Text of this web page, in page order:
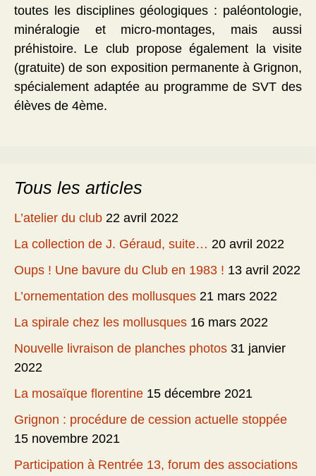
toutes les disciplines géologiques : paléontologie,
minéralogie et micro-montages, mais aussi
préhistoire. Le club propose également la visite
(gratuite) de son exposition permanente à Grignon,
spécialement adaptée au programme de SVT des
élèves de 4ème.
Tous les articles
L’atelier du club 22 avril 2022
La collection de J. Géraud, suite… 20 avril 2022
Oups ! Une bavure du Club en 1983 ! 13 avril 2022
L’ornementation des mollusques 21 mars 2022
La spirale chez les mollusques 16 mars 2022
Nouvelle livraison de planches photos 31 janvier
2022
La mosaïque florentine 15 décembre 2021
Grignon : procédure de cession actuelle stoppée
15 novembre 2021
Participation à Rentrée 13, forum des associations